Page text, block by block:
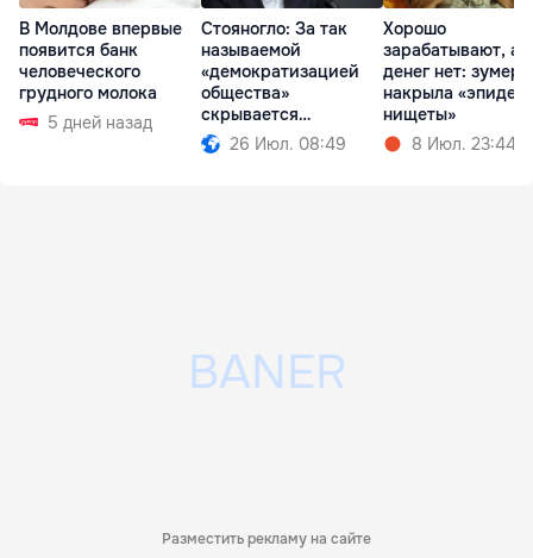
В Молдове впервые
появится банк
человеческого
грудного молока
5 дней назад
Стояногло: За так
называемой
«демократизацией
общества»
скрывается
проедание денег
26 Июл. 08:49
Хорошо
зарабатывают, а
денег нет:
накрыла
нищеты»
8 Июл. 23:44
Разместить рекламу на сайте